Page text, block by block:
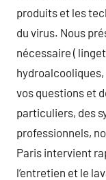
produits et les
du virus. Nous
nécessaire (
hydroalcooliques,
vos questions et
particuliers, des
professionnels,
Paris intervient
l’entretien et le